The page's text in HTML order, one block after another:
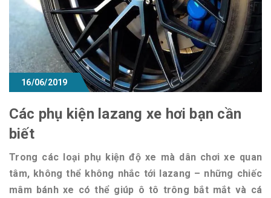
16/06/2019
Các phụ kiện lazang xe hơi bạn cần
biết
Trong các loại phụ kiện độ xe mà dân chơi xe quan
tâm, không thể không nhắc tới lazang – những chiếc
mâm bánh xe có thể giúp ô tô trông bắt mắt và cá